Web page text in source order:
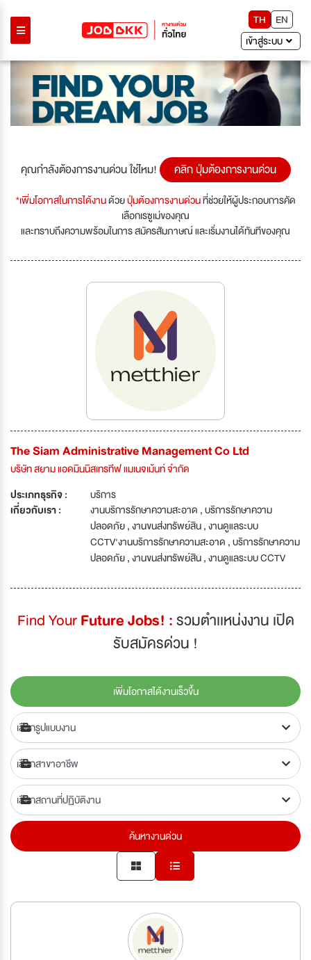
TH
EN
เข้าสู่ระบบ
คุณกำลังต้องการงานด่วน ใช่ไหม! คลิก ปุ่มต้องการงานด่วน
*เพิ่มโอกาสในการได้งานด้วยปุ่มต้องการงานด่วนที่ช่วยให้ผู้ประกอบการคัด
เลือกเรซูเม่ของคุณ
และทราบถึงความพร้อมในการ สมัครสัมภาษณ์ และเริ่มงานได้ทันทีของคุณ
The Siam Administrative Management Co Ltd
บริษัท สยาม แอดมินนิสเทรทีฟ แมเนจเม้นท์ จำกัด
ประเภทธุรกิจ :
บริการ
เกี่ยวกับเรา :
งานบริการรักษาความสะอาด , บริการรักษาความ
ปลอดภัย , งานขนส่งทรัพย์สิน , งานดูแลระบบ
CCTV'งานบริการรักษาความสะอาด , บริการรักษาความ
ปลอดภัย , งานขนส่งทรัพย์สิน , งานดูแลระบบ CCTV
Find YourFuture Jobs! :รวมตำเเหน่งงาน เปิด
รับสมัครด่วน !
เพิ่มโอกาสได้งานเร็วขึ้น
ค้นหางานด่วน